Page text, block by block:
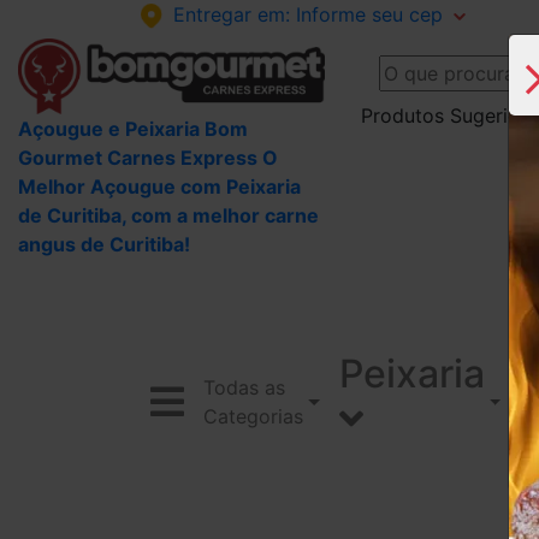
Entregar em: Informe seu cep
Açougue e Peixaria Bom
Gourmet Carnes Express O
Melhor Açougue com Peixaria
de Curitiba, com a melhor carne
angus de Curitiba!
Produtos
Todas as
Categorias
Peixaria